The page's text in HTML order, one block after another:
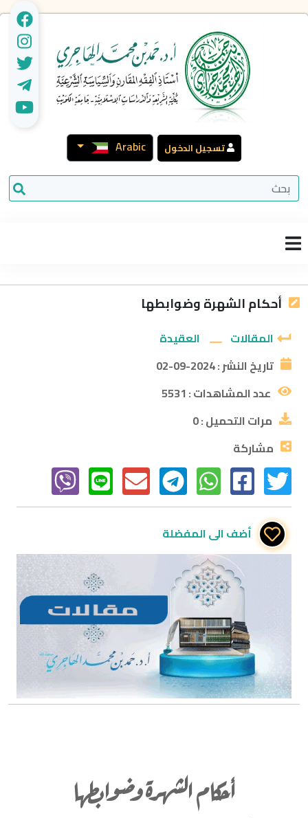
تسجيل الدخول Arabic
أحكام الشهرة وضوابطها
المقالات
العقيدة
تاريخ النشر :2024-09-02
عدد المشاهدات :5531
مرات التحميل :0
مشاركة
أضف الى المفضلة
أحكام الشهرة وضوابطها